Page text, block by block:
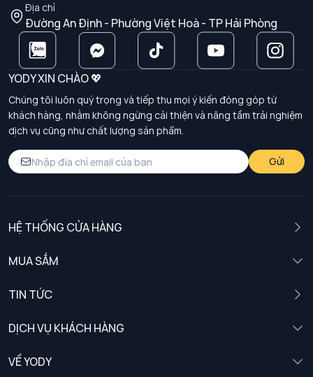
Địa chỉ
Đường An Định - Phường Việt Hoà - TP Hải Phòng
YODY XIN CHÀO 💖
Chúng tôi luôn quý trọng và tiếp thu mọi ý kiến đóng góp từ
khách hàng, nhằm không ngừng cải thiện và nâng tầm trải nghiệm
dịch vụ cũng như chất lượng sản phẩm.
Gửi
HỆ THỐNG CỬA HÀNG
MUA SẮM
TIN TỨC
DỊCH VỤ KHÁCH HÀNG
Chính sách khách hàng thân thiết
VỀ YODY